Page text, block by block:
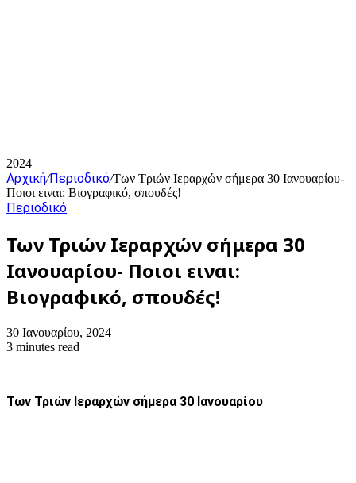
2024
Αρχική/Περιοδικό/Των Τριών Ιεραρχών σήμερα 30 Ιανουαρίου-
Ποιοι ειναι: Βιογραφικό, σπουδές!
Περιοδικό
Των Τριών Ιεραρχών σήμερα 30
Ιανουαρίου- Ποιοι ειναι:
Βιογραφικό, σπουδές!
30 Ιανουαρίου, 2024
3 minutes read
Των Τριών Ιεραρχών σήμερα 30 Ιανουαρίου